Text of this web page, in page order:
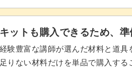
キットも購入できるため、
経験豊富な講師が選んだ材料と道具
足りない材料だけを単品で購入する